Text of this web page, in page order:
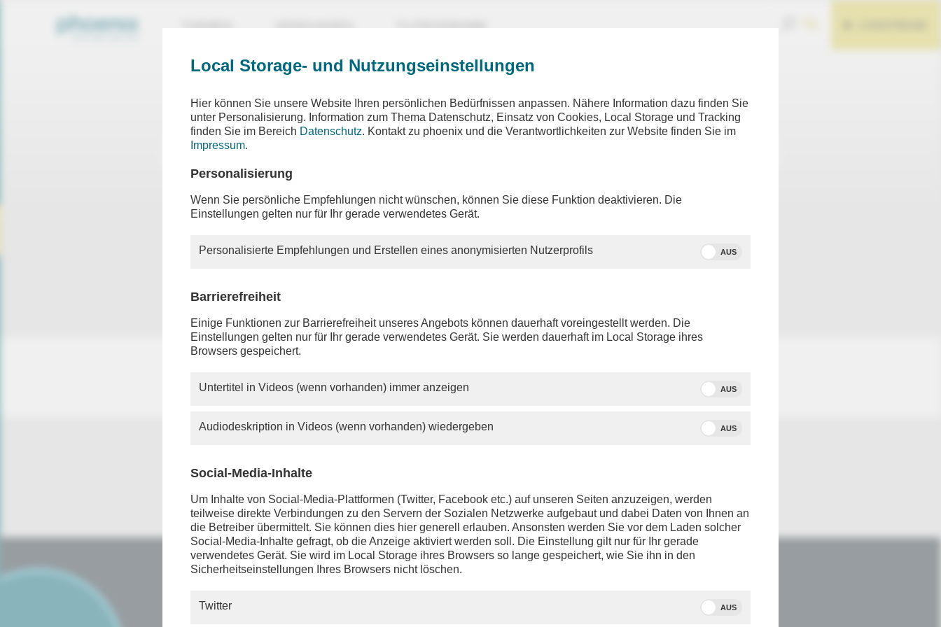
THEMEN SENDUNGEN TV-PROGRAMM
Teilen
Youtube
Facebook
Local Storage- und Nutzungseinstellungen
Hier können Sie unsere Website Ihren persönlichen Bedürfnissen anpassen. Nähere Information dazu finden Sie
unter Personalisierung. Information zum Thema Datenschutz, Einsatz von Cookies, Local Storage und Tracking
finden Sie im Bereich Datenschutz. Kontakt zu phoenix und die Verantwortlichkeiten zur Website finden Sie im
Impressum.
Personalisierung
Wenn Sie persönliche Empfehlungen nicht wünschen, können Sie diese Funktion deaktivieren. Die
Einstellungen gelten nur für Ihr gerade verwendetes Gerät.
Personalisierte Empfehlungen und Erstellen eines anonymisierten Nutzerprofils AUS
Barrierefreiheit
Einige Funktionen zur Barrierefreiheit unseres Angebots können dauerhaft voreingestellt werden. Die
Einstellungen gelten nur für Ihr gerade verwendetes Gerät. Sie werden dauerhaft im Local Storage ihres
Browsers gespeichert.
Untertitel in Videos (wenn vorhanden) immer anzeigen AUS
Audiodeskription in Videos (wenn vorhanden) wiedergeben AUS
Social-Media-Inhalte
Um Inhalte von Social-Media-Plattformen (Twitter, Facebook etc.) auf unseren Seiten anzuzeigen, werden
teilweise direkte Verbindungen zu den Servern der Sozialen Netzwerke aufgebaut und dabei Daten von Ihnen an
die Betreiber übermittelt. Sie können dies hier generell erlauben. Ansonsten werden Sie vor dem Laden solcher
Social-Media-Inhalte gefragt, ob die Anzeige aktiviert werden soll. Die Einstellung gilt nur für Ihr gerade
verwendetes Gerät. Sie wird im Local Storage ihres Browsers so lange gespeichert, wie Sie ihn in den
Sicherheitseinstellungen Ihres Browsers nicht löschen.
Twitter AUS